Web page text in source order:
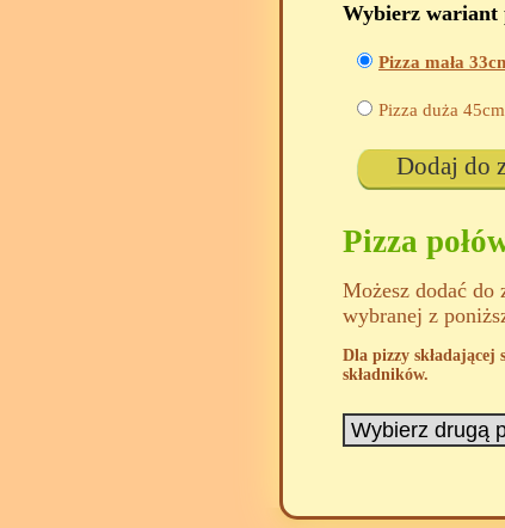
Wybierz
Pizza mała
Pizza duża
Dodaj do
Pizza
Możesz dodać do
wybranej z
Dla pizzy składającej
składników.